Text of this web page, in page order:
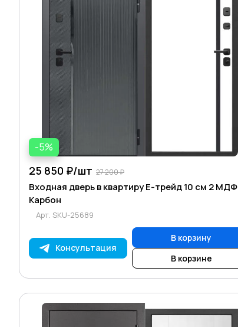
-5%
25 850 ₽/шт 27 200 ₽
Входная дверь в квартиру Е-трейд 10 см 2 МДФ
Карбон
Арт. SKU-25689
Консультация
В корзину
В корзине